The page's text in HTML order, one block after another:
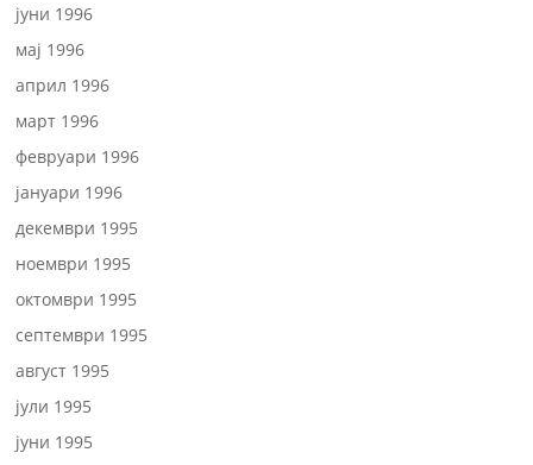
јуни 1996
мај 1996
април 1996
март 1996
февруари 1996
јануари 1996
декември 1995
ноември 1995
октомври 1995
септември 1995
август 1995
јули 1995
јуни 1995